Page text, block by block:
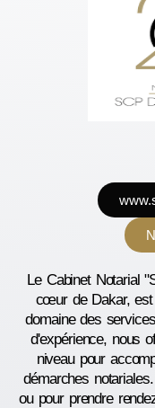
Le Cabinet Notarial
cœur de Dakar, est
domaine des
d'expérience, nous
niveau pour
démarches
ou pour prendre